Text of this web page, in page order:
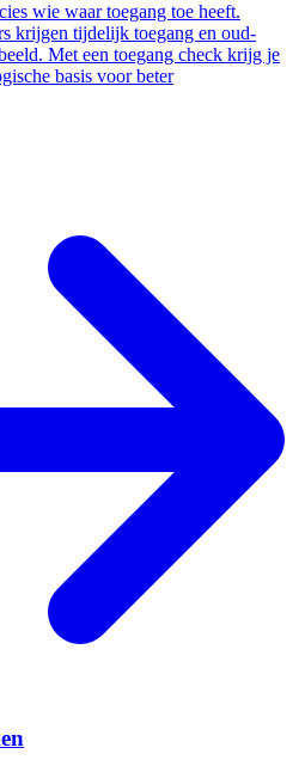
wie waar toegang toe heeft.
krijgen tijdelijk toegang en oud-
Met een toegang check krijg je
basis voor beter